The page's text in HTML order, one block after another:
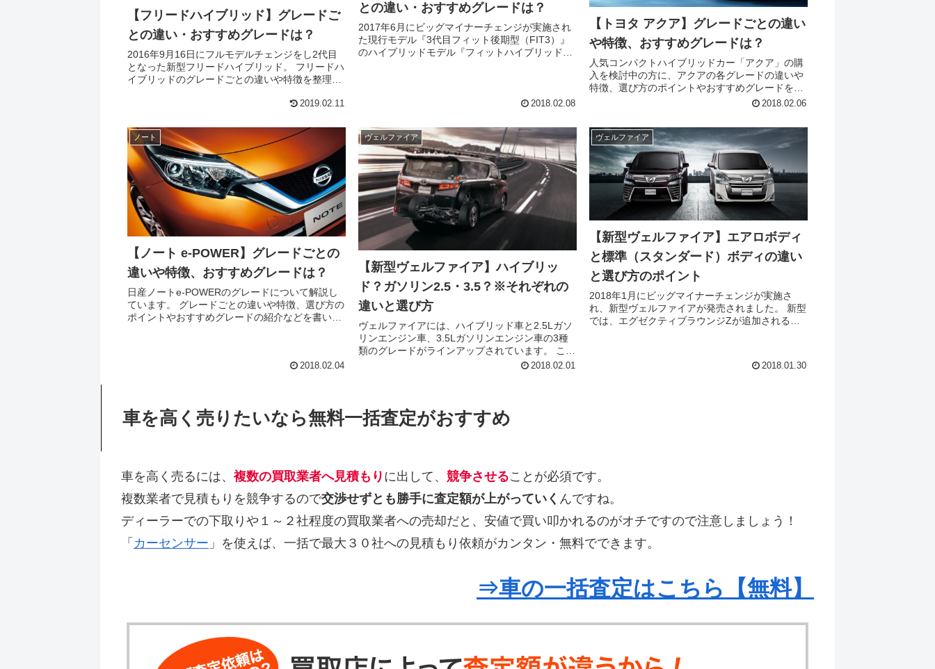
【フリードハイブリッド】グレードご
との違い・おすすめグレードは？
2016年9月16日にフルモデルチェンジをし2代目
となった新型フリードハイブリッド。 フリードハ
イブリッドのグレードごとの違いや特徴を整理・
選び方等を解説しています。 グレードの概要 グ
2019.02.11
との違い・おすすめグレードは？
2017年6月にビッグマイナーチェンジが実施され
た現行モデル『3代目フィット後期型（FIT3）』
のハイブリッドモデル『フィットハイブリッド』
2018.02.08
【トヨタ アクア】グレードごとの違い
や特徴、おすすめグレードは？
人気コンパクトハイブリッドカー「アクア」の購
入を検討中の方に、アクアの各グレードの違いや
特徴、選び方のポイントやおすすめグレードを紹
ードの「S...
2018.02.06
ノート
【ノート e-POWER】グレードごとの
違いや特徴、おすすめグレードは？
日産ノートe-POWERのグレードについて解説し
ています。 グレードごとの違いや特徴、選び方の
ポイントやおすすめグレードの紹介などを書いて
2018.02.04
ヴェルファイア
【新型ヴェルファイア】ハイブリッ
ド？ガソリン2.5・3.5？※それぞれの
違いと選び方
ヴェルファイアには、ハイブリッド車と2.5Lガソ
リンエンジン車、3.5Lガソリンエンジン車の3種
類のグレードがラインアップされています。 この
ページでは、それぞれの特徴や違い、選び方のポ
2018.02.01
ヴェルファイア
【新型ヴェルファイア】エアロボディ
と標準（スタンダード）ボディの違い
と選び方のポイント
2018年1月にビッグマイナーチェンジが実施さ
れ、新型ヴェルファイアが発売されました。 新型
では、エグゼクティブラウンジZが追加されるな
2018.01.30
車を高く売りたいなら無料一括査定がおすすめ
車を高く売るには、 複数の買取業者へ見積もり に出して、 競争させることが必須です。
複数業者で見積もりを競争するので交渉せずとも勝手に査定額が上がっていく んですね。
ディーラーでの下取りや１～２社程度の買取業者への売却だと、安値で買い叩かれるのがオチですので注意しましょう！
「 カーセンサー 」を使えば、一括で最大３０社への見積もり依頼がカンタン・無料でできます。
⇒車の一括査定はこちら【無料】